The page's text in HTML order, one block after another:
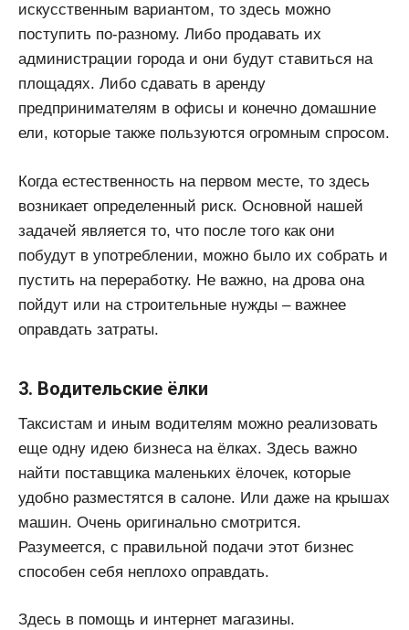
искусственным вариантом, то здесь можно
поступить по-разному. Либо продавать их
администрации города и они будут ставиться на
площадях. Либо сдавать в аренду
предпринимателям в офисы и конечно домашние
ели, которые также пользуются огромным спросом.
Когда естественность на первом месте, то здесь
возникает определенный риск. Основной нашей
задачей является то, что после того как они
побудут в употреблении, можно было их собрать и
пустить на переработку. Не важно, на дрова она
пойдут или на строительные нужды – важнее
оправдать затраты.
3. Водительские ёлки
Таксистам и иным водителям можно реализовать
еще одну идею бизнеса на ёлках. Здесь важно
найти поставщика маленьких ёлочек, которые
удобно разместятся в салоне. Или даже на крышах
машин. Очень оригинально смотрится.
Разумеется, с правильной подачи этот бизнес
способен себя неплохо оправдать.
Здесь в помощь и интернет магазины.